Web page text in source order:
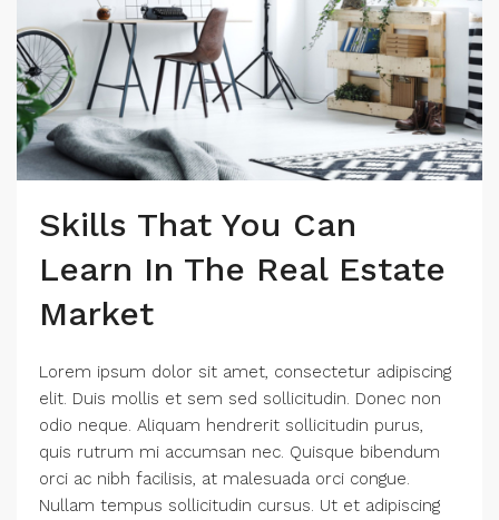
Skills That You Can
Learn In The Real Estate
Market
Lorem ipsum dolor sit amet, consectetur adipiscing
elit. Duis mollis et sem sed sollicitudin. Donec non
odio neque. Aliquam hendrerit sollicitudin purus,
quis rutrum mi accumsan nec. Quisque bibendum
orci ac nibh facilisis, at malesuada orci congue.
Nullam tempus sollicitudin cursus. Ut et adipiscing